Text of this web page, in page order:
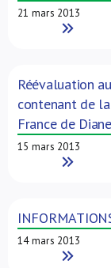
21 mars 2013
Read More
Réévaluation
contenant de
France de
15 mars 2013
Read More
14 mars 2013
Read More